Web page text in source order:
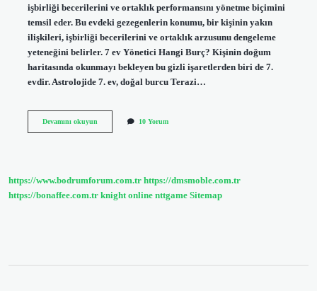
işbirliği becerilerini ve ortaklık performansını yönetme biçimini
temsil eder. Bu evdeki gezegenlerin konumu, bir kişinin yakın
ilişkileri, işbirliği becerilerini ve ortaklık arzusunu dengeleme
yeteneğini belirler. 7 ev Yönetici Hangi Burç? Kişinin doğum
haritasında okunmayı bekleyen bu gizli işaretlerden biri de 7.
evdir. Astrolojide 7. ev, doğal burcu Terazi…
Devamını okuyun7
10 Yorum
https://www.bodrumforum.com.tr https://dmsmoble.com.tr
https://bonaffee.com.tr knight online nttgame Sitemap